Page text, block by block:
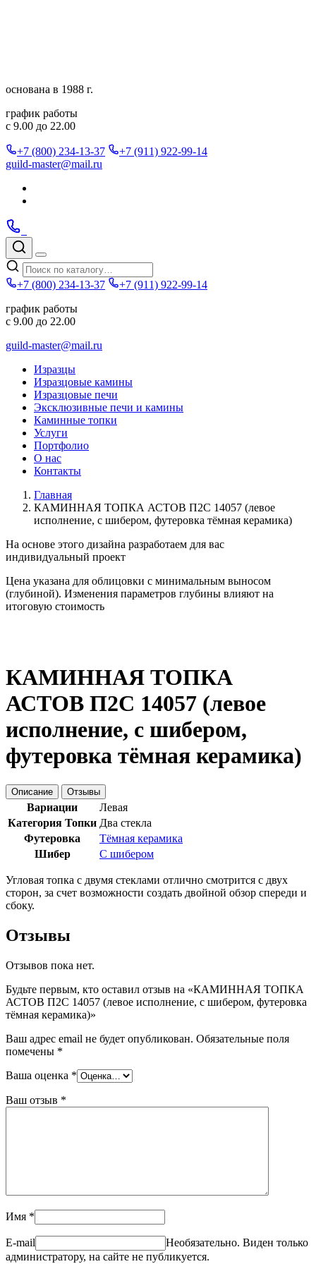
основана в 1988 г.
график работы
с 9.00 до 22.00
+7 (800) 234-13-37
+7 (911) 922-99-14
guild-master@mail.ru
Позвонить
Поиск
по
каталогу
Меню
+7 (800) 234-13-37
+7 (911) 922-99-14
график работы
с 9.00 до 22.00
guild-master@mail.ru
Изразцы
Изразцовые камины
Изразцовые печи
Эксклюзивные печи и камины
Каминные топки
Услуги
Портфолио
О нас
Контакты
Главная
КАМИННАЯ ТОПКА АСТОВ П2С 14057 (левое
исполнение, с шибером, футеровка тёмная керамика)
На основе этого дизайна разработаем для вас
индивидуальный проект
Цена указана для облицовки с минимальным выносом
(глубиной). Изменения параметров глубины влияют на
итоговую стоимость
КАМИННАЯ ТОПКА
АСТОВ П2С 14057 (левое
исполнение, с шибером,
футеровка тёмная керамика)
Описание Отзывы
Вариации
Левая
Категория Топки Два стекла
Футеровка
Тёмная керамика
Шибер
С шибером
Угловая топка с двумя стеклами отлично смотрится с двух
сторон, за счет возможности создать двойной обзор спереди и
сбоку.
Отзывы
Отзывов пока нет.
Будьте первым, кто оставил отзыв на «КАМИННАЯ ТОПКА
АСТОВ П2С 14057 (левое исполнение, с шибером, футеровка
тёмная керамика)»
Ваш адрес email не будет опубликован. Обязательные поля
помечены *
Ваша оценка *
Ваш отзыв *
Имя *
E-mail
Необязательно. Виден только
администратору, на сайте не публикуется.